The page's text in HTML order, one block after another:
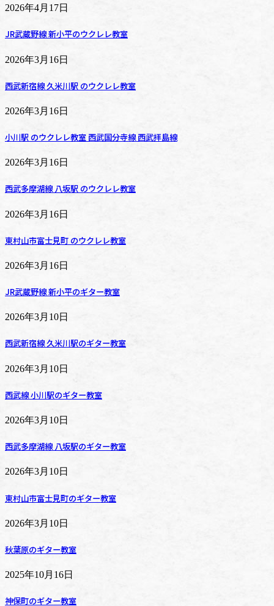
2026年4月17日
JR武蔵野線 新小平のウクレレ教室
2026年3月16日
西武新宿線 久米川駅 のウクレレ教室
2026年3月16日
小川駅 のウクレレ教室 西武国分寺線 西武拝島線
2026年3月16日
西武多摩湖線 八坂駅 のウクレレ教室
2026年3月16日
東村山市富士見町 のウクレレ教室
2026年3月16日
JR武蔵野線 新小平のギター教室
2026年3月10日
西武新宿線 久米川駅のギター教室
2026年3月10日
西武線 小川駅のギター教室
2026年3月10日
西武多摩湖線 八坂駅のギター教室
2026年3月10日
東村山市富士見町のギター教室
2026年3月10日
秋葉原のギター教室
2025年10月16日
神保町のギター教室